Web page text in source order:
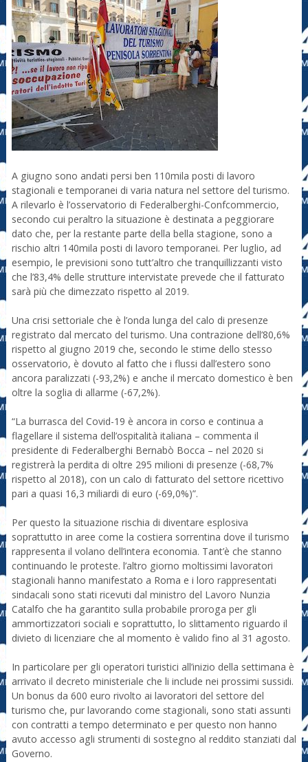
A giugno sono andati persi ben 110mila posti di lavoro
stagionali e temporanei di varia natura nel settore del turismo.
A rilevarlo è l’osservatorio di Federalberghi-Confcommercio,
secondo cui peraltro la situazione è destinata a peggiorare
dato che, per la restante parte della bella stagione, sono a
rischio altri 140mila posti di lavoro temporanei. Per luglio, ad
esempio, le previsioni sono tutt’altro che tranquillizzanti visto
che l’83,4% delle strutture intervistate prevede che il fatturato
sarà più che dimezzato rispetto al 2019.
Una crisi settoriale che è l’onda lunga del calo di presenze
registrato dal mercato del turismo. Una contrazione dell’80,6%
rispetto al giugno 2019 che, secondo le stime dello stesso
osservatorio, è dovuto al fatto che i flussi dall’estero sono
ancora paralizzati (-93,2%) e anche il mercato domestico è ben
oltre la soglia di allarme (-67,2%).
“La burrasca del Covid-19 è ancora in corso e continua a
flagellare il sistema dell’ospitalità italiana – commenta il
presidente di Federalberghi Bernabò Bocca – nel 2020 si
registrerà la perdita di oltre 295 milioni di presenze (-68,7%
rispetto al 2018), con un calo di fatturato del settore ricettivo
pari a quasi 16,3 miliardi di euro (-69,0%)”.
Per questo la situazione rischia di diventare esplosiva
soprattutto in aree come la costiera sorrentina dove il turismo
rappresenta il volano dell’intera economia. Tant’è che stanno
continuando le proteste. l’altro giorno moltissimi lavoratori
stagionali hanno manifestato a Roma e i loro rappresentati
sindacali sono stati ricevuti dal ministro del Lavoro Nunzia
Catalfo che ha garantito sulla probabile proroga per gli
ammortizzatori sociali e soprattutto, lo slittamento riguardo il
divieto di licenziare che al momento è valido fino al 31 agosto.
In particolare per gli operatori turistici all’inizio della settimana è
arrivato il decreto ministeriale che li include nei prossimi sussidi.
Un bonus da 600 euro rivolto ai lavoratori del settore del
turismo che, pur lavorando come stagionali, sono stati assunti
con contratti a tempo determinato e per questo non hanno
avuto accesso agli strumenti di sostegno al reddito stanziati dal
Governo.